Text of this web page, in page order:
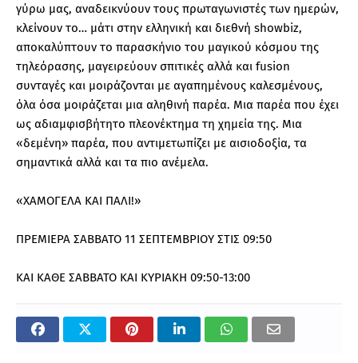
γύρω μας, αναδεικνύουν τους πρωταγωνιστές των ημερών,
κλείνουν το… μάτι στην ελληνική και διεθνή showbiz,
αποκαλύπτουν το παρασκήνιο του μαγικού κόσμου της
τηλεόρασης, μαγειρεύουν σπιτικές αλλά και fusion
συνταγές και μοιράζονται με αγαπημένους καλεσμένους,
όλα όσα μοιράζεται μια αληθινή παρέα. Μια παρέα που έχει
ως αδιαμφισβήτητο πλεονέκτημα τη χημεία της. Μια
«δεμένη» παρέα, που αντιμετωπίζει με αισιοδοξία, τα
σημαντικά αλλά και τα πιο ανέμελα.
«ΧΑΜΟΓΕΛΑ ΚΑΙ ΠΑΛΙ!»
ΠΡΕΜΙΕΡΑ ΣΑΒΒΑΤΟ 11 ΣΕΠΤΕΜΒΡΙΟΥ ΣΤΙΣ 09:50
ΚΑΙ ΚΑΘΕ ΣΑΒΒΑΤΟ ΚΑΙ ΚΥΡΙΑΚΗ 09:50-13:00